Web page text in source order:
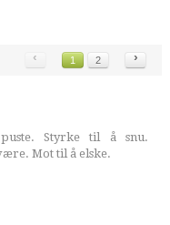
‹ 1 2 ›
Styrke til å snu.
Mot til å elske.